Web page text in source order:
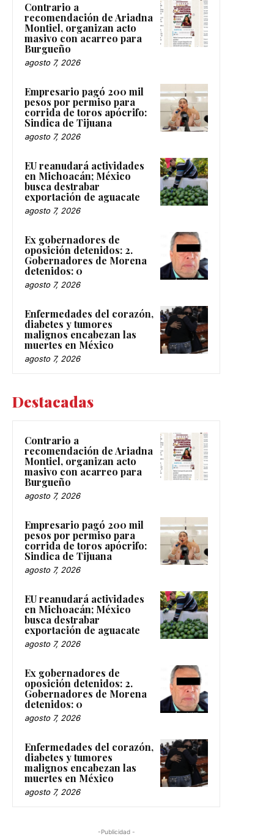
Contrario a
recomendación de Ariadna
Montiel, organizan acto
masivo con acarreo para
Burgueño
agosto 7, 2026
Empresario pagó 200 mil
pesos por permiso para
corrida de toros apócrifo:
Sindica de Tijuana
agosto 7, 2026
EU reanudará actividades
en Michoacán; México
busca destrabar
exportación de aguacate
agosto 7, 2026
Ex gobernadores de
oposición detenidos: 2.
Gobernadores de Morena
detenidos: 0
agosto 7, 2026
Enfermedades del corazón,
diabetes y tumores
malignos encabezan las
muertes en México
agosto 7, 2026
Destacadas
Contrario a
recomendación de Ariadna
Montiel, organizan acto
masivo con acarreo para
Burgueño
agosto 7, 2026
Empresario pagó 200 mil
pesos por permiso para
corrida de toros apócrifo:
Sindica de Tijuana
agosto 7, 2026
EU reanudará actividades
en Michoacán; México
busca destrabar
exportación de aguacate
agosto 7, 2026
Ex gobernadores de
oposición detenidos: 2.
Gobernadores de Morena
detenidos: 0
agosto 7, 2026
Enfermedades del corazón,
diabetes y tumores
malignos encabezan las
muertes en México
agosto 7, 2026
-Publicidad -